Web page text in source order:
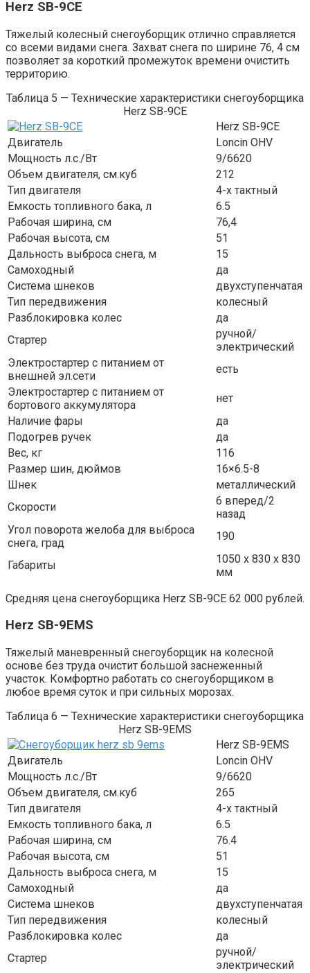
Herz SB-9CE
Тяжелый колесный снегоуборщик отлично справляется
со всеми видами снега. Захват снега по ширине 76, 4 см
позволяет за короткий промежуток времени очистить
территорию.
Таблица 5 — Технические характеристики снегоуборщика
Herz SB-9CE
Herz SB-9CE
Двигатель
Loncin OHV
Мощность л.с./Вт
9/6620
Объем двигателя, см.куб
212
Тип двигателя
4-х тактный
Емкость топливного бака, л
6.5
Рабочая ширина, см
76,4
Рабочая высота, см
51
Дальность выброса снега, м
15
Самоходный
да
Система шнеков
двухступенчатая
Тип передвижения
колесный
Разблокировка колес
да
Стартер
ручной/
электрический
Электростартер с питанием от
внешней эл.сети
есть
Электростартер с питанием от
бортового аккумулятора
нет
Наличие фары
да
Подогрев ручек
да
Вес, кг
116
Размер шин, дюймов
16×6.5-8
Шнек
металлический
Скорости
6 вперед/2
назад
Угол поворота желоба для выброса
снега, град
190
Габариты
1050 х 830 х 830
мм
Средняя цена снегоуборщика Herz SB-9CE 62 000 рублей.
Herz SB-9EMS
Тяжелый маневренный снегоуборщик на колесной
основе без труда очистит большой заснеженный
участок. Комфортно работать со снегоуборщиком в
любое время суток и при сильных морозах.
Таблица 6 — Технические характеристики снегоуборщика
Herz SB-9EMS
Herz SB-9EMS
Двигатель
Loncin OHV
Мощность л.с./Вт
9/6620
Объем двигателя, см.куб
265
Тип двигателя
4-х тактный
Емкость топливного бака, л
6.5
Рабочая ширина, см
76.4
Рабочая высота, см
51
Дальность выброса снега, м
15
Самоходный
да
Система шнеков
двухступенчатая
Тип передвижения
колесный
Разблокировка колес
да
Стартер
ручной/
электрический